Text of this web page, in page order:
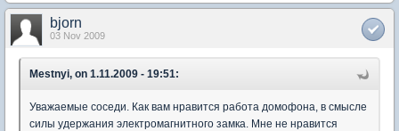
bjorn
03 Nov 2009
Mestnyi, on 1.11.2009 - 19:51:
Уважаемые соседи. Как вам нравится работа домофона, в смысле
силы удержания электромагнитного замка. Мне не нравится